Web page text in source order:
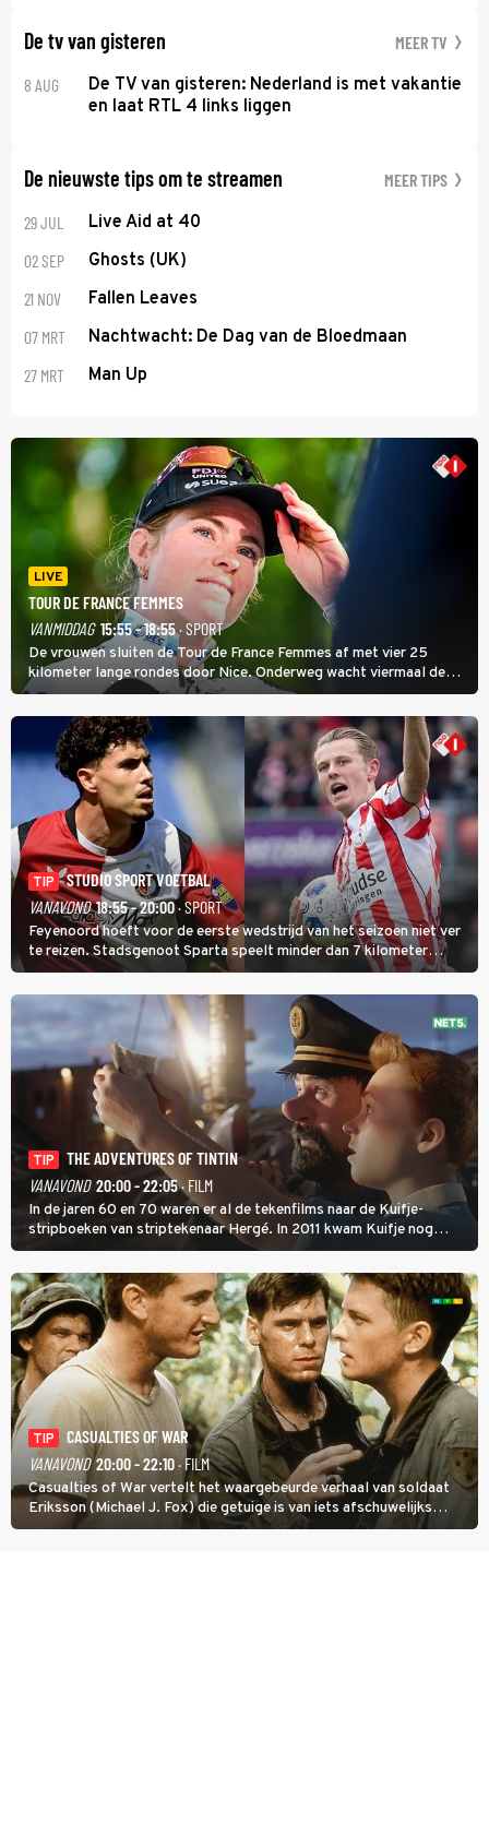
De tv van gisteren MEER TV
8 AUG
De TV van gisteren: Nederland is met vakantie
en laat RTL 4 links liggen
De nieuwste tips om te streamen MEER TIPS
29 JUL Live Aid at 40
02 SEP Ghosts (UK)
21 NOV Fallen Leaves
07 MRT Nachtwacht: De Dag van de Bloedmaan
27 MRT Man Up
LIVE
TOUR DE FRANCE FEMMES
VANMIDDAG 15:55 - 18:55· SPORT
De vrouwen sluiten de Tour de France Femmes af met vier 25
kilometer lange rondes door Nice. Onderweg wacht viermaal de
zware Col d'Èze. Aan de finish op de Promenade des Anglais krijgt
de eindwinnaar de laatste gele trui.
TIP
STUDIO SPORT VOETBAL
VANAVOND 18:55 - 20:00· SPORT
Feyenoord hoeft voor de eerste wedstrijd van het seizoen niet ver
te reizen. Stadsgenoot Sparta speelt minder dan 7 kilometer
verderop. Feyenoord trok de Spaanse spits Nacho Ferri aan van
KVC Westerlo uit België.
TIP
THE ADVENTURES OF TINTIN
VANAVOND 20:00 - 22:05· FILM
In de jaren 60 en 70 waren er al de tekenfilms naar de Kuifje-
stripboeken van striptekenaar Hergé. In 2011 kwam Kuifje nog
meer tot leven in The Adventures of Tintin van Steven Spielberg.
TIP
CASUALTIES OF WAR
VANAVOND 20:00 - 22:10· FILM
Casualties of War vertelt het waargebeurde verhaal van soldaat
Eriksson (Michael J. Fox) die getuige is van iets afschuwelijks
tijdens de Vietnamoorlog. Hij besluit uit de school te klappen.